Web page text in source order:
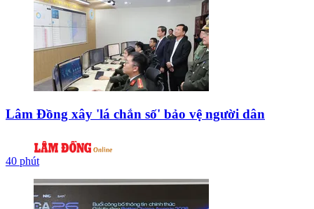
Lâm Đồng xây 'lá chắn số' bảo vệ người dân
40 phút